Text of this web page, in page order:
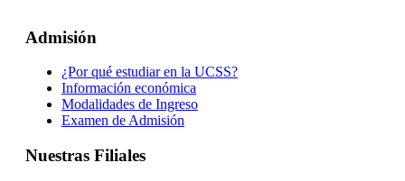
Admisión
¿Por qué estudiar en la UCSS?
Información económica
Modalidades de Ingreso
Examen de Admisión
Nuestras Filiales